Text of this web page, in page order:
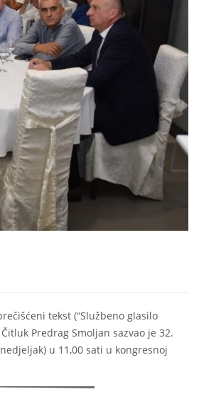
tekst (“Službeno glasilo
Predrag Smoljan sazvao je 32.
u 11,00 sati u kongresnoj